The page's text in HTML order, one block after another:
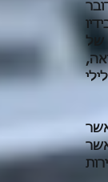
של